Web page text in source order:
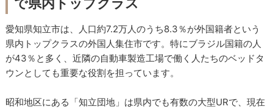
愛知県知立市は、人口約7.2万人のうち8.3％が外国籍者という
県内トップクラスの外国人集住市です。特にブラジル国籍の人
が43％と多く、近隣の自動車製造工場で働く人たちのベッドタ
ウンとしても重要な役割を担っています。
昭和地区にある「知立団地」は県内でも有数の大型URで、現在